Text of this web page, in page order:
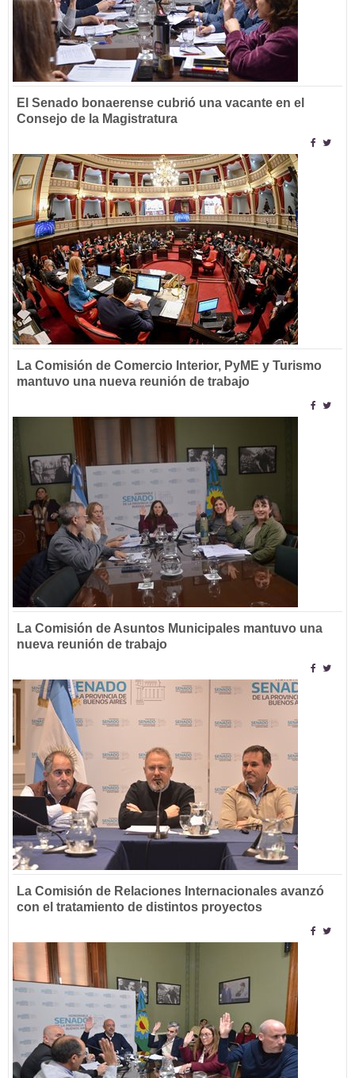
El Senado bonaerense cubrió una vacante en el
Consejo de la Magistratura
La Comisión de Comercio Interior, PyME y Turismo
mantuvo una nueva reunión de trabajo
La Comisión de Asuntos Municipales mantuvo una
nueva reunión de trabajo
La Comisión de Relaciones Internacionales avanzó
con el tratamiento de distintos proyectos